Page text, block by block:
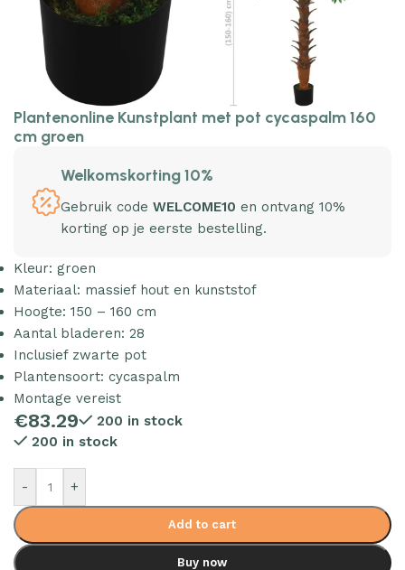
Plantenonline Kunstplant met pot cycaspalm 160
cm groen
Welkomskorting 10%
Gebruik code WELCOME10 en ontvang 10%
korting op je eerste bestelling.
Kleur: groen
Materiaal: massief hout en kunststof
Hoogte: 150 – 160 cm
Aantal bladeren: 28
Inclusief zwarte pot
Plantensoort: cycaspalm
Montage vereist
€83.29
200 in stock
200 in stock
- +
Add to cart
Buy now